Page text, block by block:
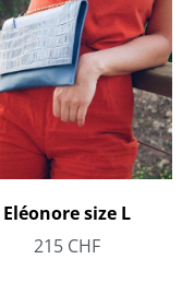
Eléonore size L
215 CHF